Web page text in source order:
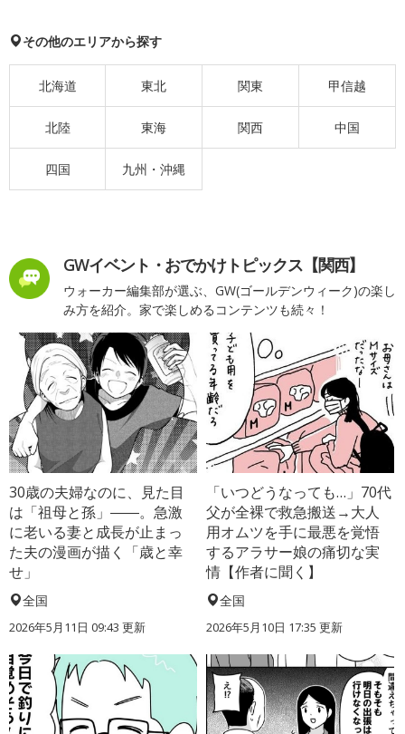
その他のエリアから探す
北海道 東北 関東 甲信越
北陸 東海 関西 中国
四国 九州・沖縄
GWイベント・おでかけトピックス【関西】
ウォーカー編集部が選ぶ、GW(ゴールデンウィーク)の楽し
み方を紹介。家で楽しめるコンテンツも続々！
30歳の夫婦なのに、見た目
は「祖母と孫」――。急激
に老いる妻と成長が止まっ
た夫の漫画が描く「歳と幸
せ」
全国
2026年5月11日 09:43 更新
「いつどうなっても…」70代
父が全裸で救急搬送→大人
用オムツを手に最悪を覚悟
するアラサー娘の痛切な実
情【作者に聞く】
全国
2026年5月10日 17:35 更新